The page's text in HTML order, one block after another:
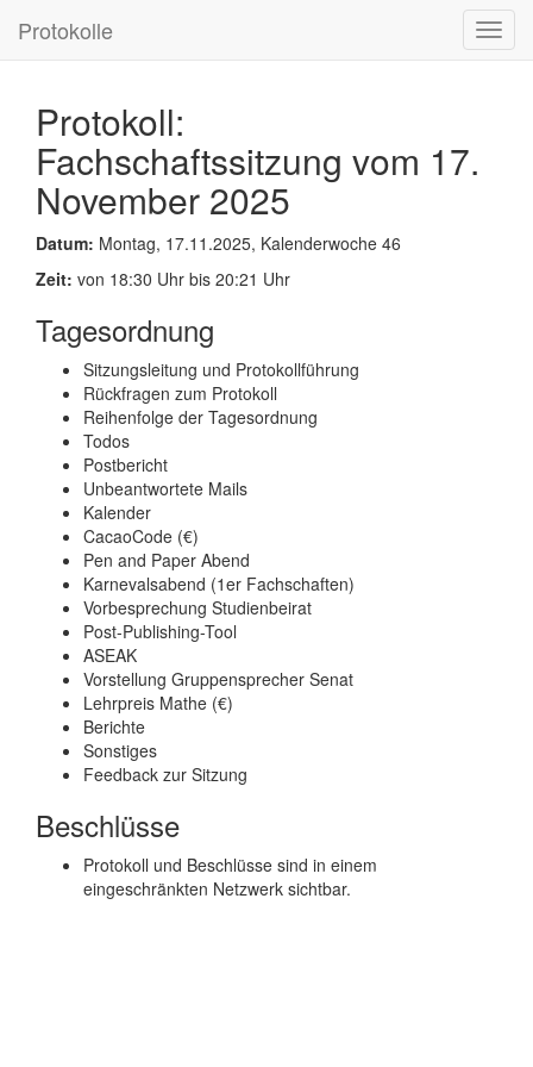
Protokolle
Protokoll:
Fachschaftssitzung vom 17.
November 2025
Datum: Montag, 17.11.2025, Kalenderwoche 46
Zeit: von 18:30 Uhr bis 20:21 Uhr
Tagesordnung
Sitzungsleitung und Protokollführung
Rückfragen zum Protokoll
Reihenfolge der Tagesordnung
Todos
Postbericht
Unbeantwortete Mails
Kalender
CacaoCode (€)
Pen and Paper Abend
Karnevalsabend (1er Fachschaften)
Vorbesprechung Studienbeirat
Post-Publishing-Tool
ASEAK
Vorstellung Gruppensprecher Senat
Lehrpreis Mathe (€)
Berichte
Sonstiges
Feedback zur Sitzung
Beschlüsse
Protokoll und Beschlüsse sind in einem
eingeschränkten Netzwerk sichtbar.